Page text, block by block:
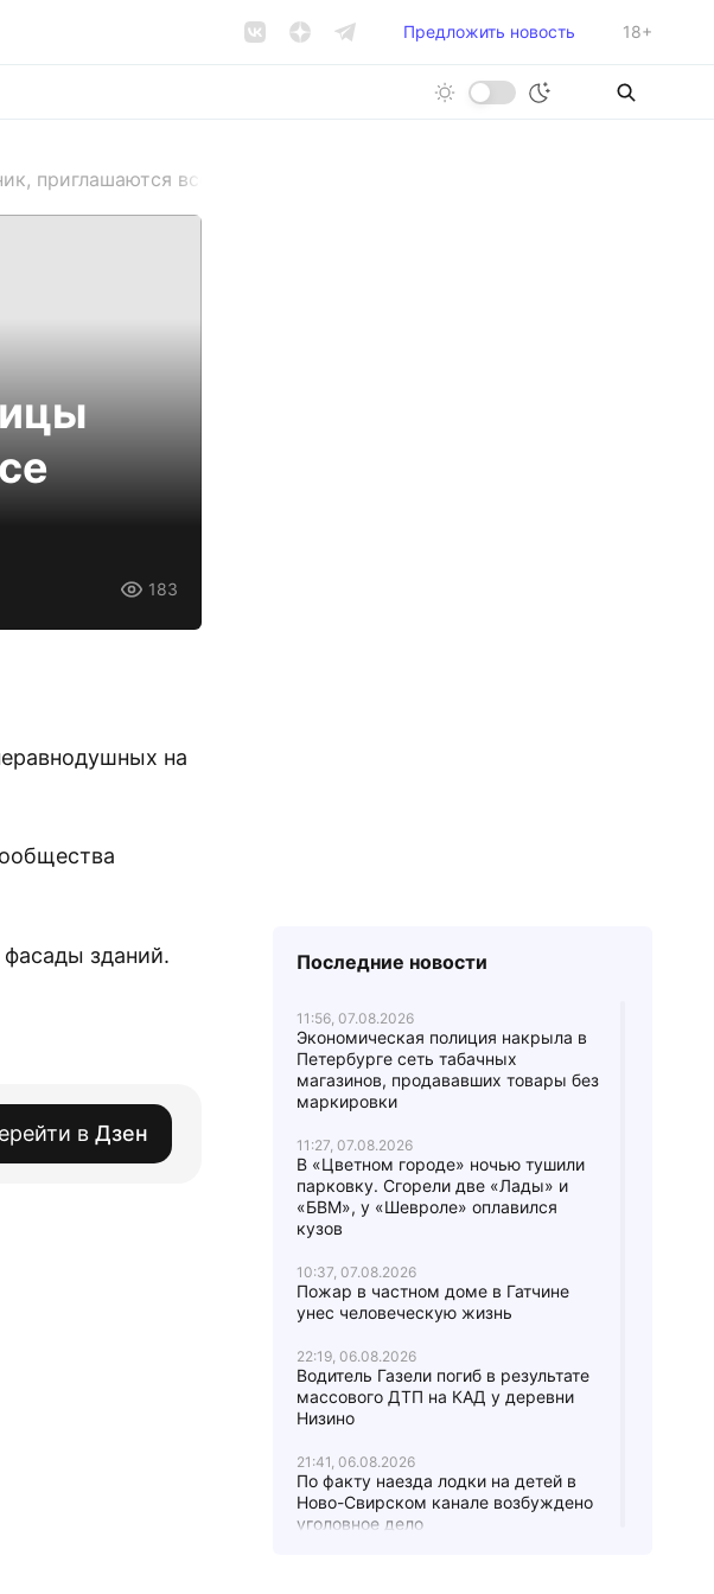
Предложить новость 18+
приглашаются все желающие
183
на
зданий.
в Дзен
Последние новости
11:56, 07.08.2026
Экономическая полиция накрыла в
Петербурге сеть табачных
магазинов, продававших товары без
маркировки
11:27, 07.08.2026
В «Цветном городе» ночью тушили
парковку. Сгорели две «Лады» и
«БВМ», у «Шевроле» оплавился
кузов
10:37, 07.08.2026
Пожар в частном доме в Гатчине
унес человеческую жизнь
22:19, 06.08.2026
Водитель Газели погиб в результате
массового ДТП на КАД у деревни
Низино
21:41, 06.08.2026
По факту наезда лодки на детей в
Ново-Свирском канале возбуждено
уголовное дело